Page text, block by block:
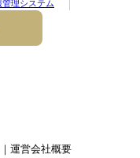
｜ 運営会社概要